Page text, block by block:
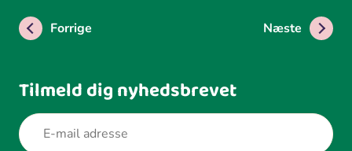
Forrige Næste
Tilmeld dig nyhedsbrevet